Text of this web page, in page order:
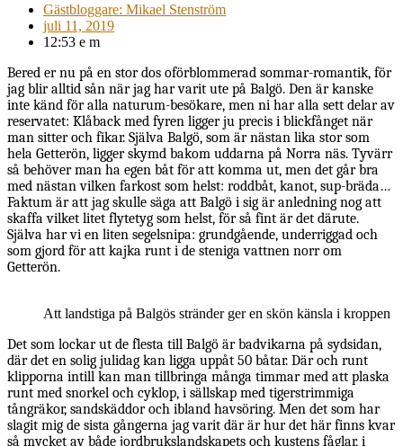
Gästbloggare: Mikael Stenström
juli 11, 2019
12:53 e m
Bered er nu på en stor dos oförblommerad sommar-romantik, för
jag blir alltid sån när jag har varit ute på Balgö. Den är kanske
inte känd för alla naturum-besökare, men ni har alla sett delar av
reservatet: Klåback med fyren ligger ju precis i blickfånget när
man sitter och fikar. Själva Balgö, som är nästan lika stor som
hela Getterön, ligger skymd bakom uddarna på Norra näs. Tyvärr
så behöver man ha egen båt för att komma ut, men det går bra
med nästan vilken farkost som helst: roddbåt, kanot, sup-bräda…
Faktum är att jag skulle säga att Balgö i sig är anledning nog att
skaffa vilket litet flytetyg som helst, för så fint är det därute.
Själva har vi en liten segelsnipa: grundgående, underriggad och
som gjord för att kajka runt i de steniga vattnen norr om
Getterön.
Att landstiga på Balgös stränder ger en skön känsla i kroppen
Det som lockar ut de flesta till Balgö är badvikarna på sydsidan,
där det en solig julidag kan ligga uppåt 50 båtar. Där och runt
klipporna intill kan man tillbringa många timmar med att plaska
runt med snorkel och cyklop, i sällskap med tigerstrimmiga
tångräkor, sandskäddor och ibland havsöring. Men det som har
slagit mig de sista gångerna jag varit där är hur det här finns kvar
så mycket av både jordbrukslandskapets och kustens fåglar, i